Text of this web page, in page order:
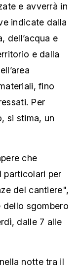
e avverrà in
indicate dalla
dell’acqua e
e dalla
fino
Per
si stima, un
che
particolari per
del cantiere",
dello sgombero
dalle 7 alle
notte tra il